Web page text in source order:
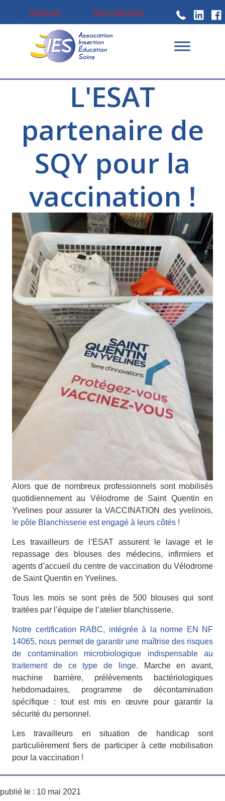
navigation
principale
Adhérer Recrutement
L'ESAT
partenaire de
SQY pour la
vaccination !
Alors que de nombreux professionnels sont mobilisés
quotidiennement au Vélodrome de Saint Quentin en
Yvelines pour assurer la VACCINATION des yvelinois,
le pôle Blanchisserie est engagé à leurs côtés !
Les travailleurs de l’ESAT assurent le lavage et le
repassage des blouses des médecins, infirmiers et
agents d’accueil du centre de vaccination du Vélodrome
de Saint Quentin en Yvelines.
Tous les mois se sont près de 500 blouses qui sont
traitées par l’équipe de l’atelier blanchisserie.
Notre certification RABC, intégrée à la norme EN NF
14065, nous permet de garantir une maîtrise des risques
de contamination microbiologique indispensable au
traitement de ce type de linge. Marche en avant,
machine barrière, prélèvements bactériologiques
hebdomadaires, programme de décontamination
spécifique : tout est mis en œuvre pour garantir la
sécurité du personnel.
Les travailleurs en situation de handicap sont
particulièrement fiers de participer à cette mobilisation
pour la vaccination !
publié le : 10 mai 2021